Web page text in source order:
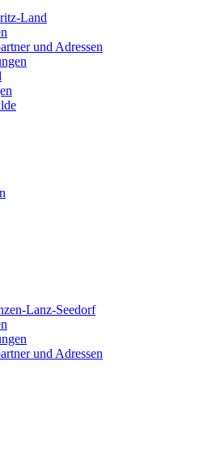
Land
und Adressen
Lanz-Seedorf
und Adressen